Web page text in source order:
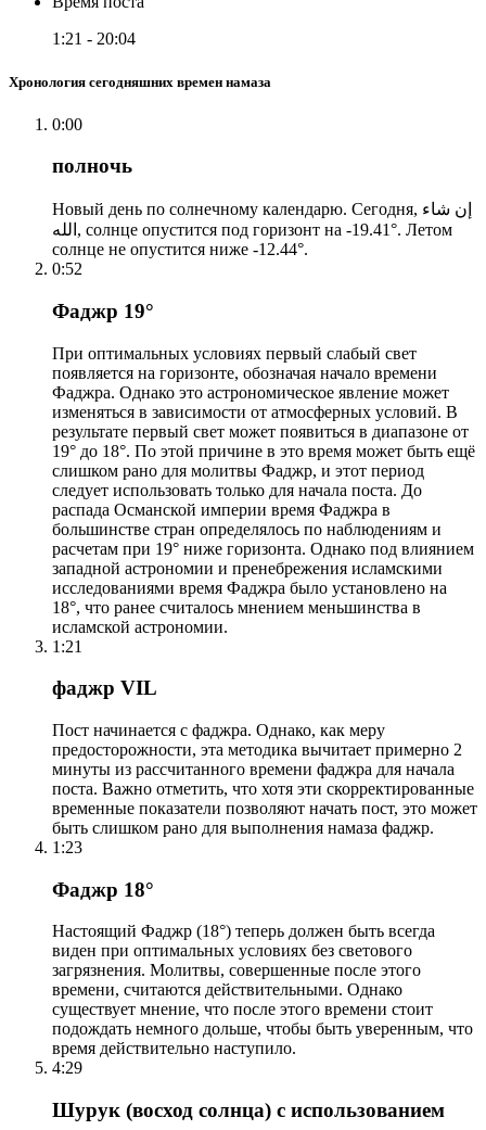
1:21 - 20:04
Хронология сегодняшних времен намаза
0:00
полночь
Новый день по солнечному календарю. Сегодня, إن شاء
الله, солнце опустится под горизонт на -19.41°. Летом
солнце не опустится ниже -12.44°.
0:52
Фаджр 19°
При оптимальных условиях первый слабый свет
появляется на горизонте, обозначая начало времени
Фаджра. Однако это астрономическое явление может
изменяться в зависимости от атмосферных условий. В
результате первый свет может появиться в диапазоне от
19° до 18°. По этой причине в это время может быть ещё
слишком рано для молитвы Фаджр, и этот период
следует использовать только для начала поста. До
распада Османской империи время Фаджра в
большинстве стран определялось по наблюдениям и
расчетам при 19° ниже горизонта. Однако под влиянием
западной астрономии и пренебрежения исламскими
исследованиями время Фаджра было установлено на
18°, что ранее считалось мнением меньшинства в
исламской астрономии.
1:21
фаджр VIL
Пост начинается с фаджра. Однако, как меру
предосторожности, эта методика вычитает примерно 2
минуты из рассчитанного времени фаджра для начала
поста. Важно отметить, что хотя эти скорректированные
временные показатели позволяют начать пост, это может
быть слишком рано для выполнения намаза фаджр.
1:23
Фаджр 18°
Настоящий Фаджр (18°) теперь должен быть всегда
виден при оптимальных условиях без светового
загрязнения. Молитвы, совершенные после этого
времени, считаются действительными. Однако
существует мнение, что после этого времени стоит
подождать немного дольше, чтобы быть уверенным, что
время действительно наступило.
4:29
Шурук (восход солнца) с использованием